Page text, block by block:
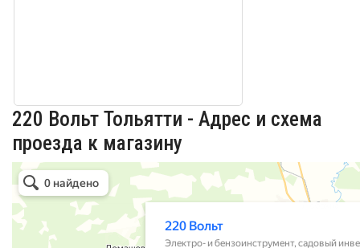
220 Вольт Тольятти - Адрес и схема
проезда к магазину
220 Вольт Москва в Москве
Москва